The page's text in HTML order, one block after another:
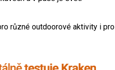
různé outdoorové aktivity i pro